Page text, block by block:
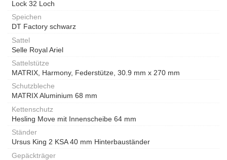
Lock 32 Loch
Speichen
DT Factory schwarz
Sattel
Selle Royal Ariel
Sattelstütze
MATRIX, Harmony, Federstütze, 30.9 mm x 270 mm
Schutzbleche
MATRIX Aluminium 68 mm
Kettenschutz
Hesling Move mit Innenscheibe 64 mm
Ständer
Ursus King 2 KSA 40 mm Hinterbauständer
Gepäckträger